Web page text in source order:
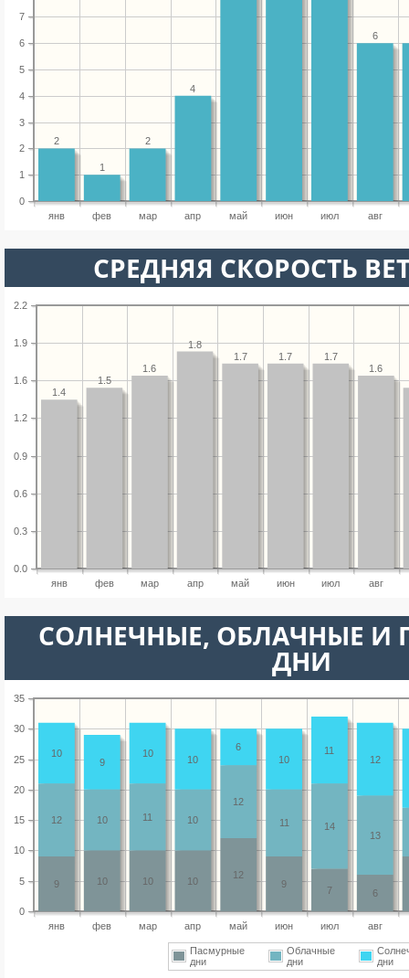
янв фев мар апр май июн июл авг
0
1
2
3
4
5
6
7
6
4
2
1
2
СРЕДНЯЯ СКОРОСТЬ
янв фев мар апр май июн июл авг
0.0
0.3
0.6
0.9
1.2
1.6
1.9
2.2
1.6
1.7
1.7
1.7
1.8
1.6
1.5
1.4
CОЛНЕЧНЫЕ, ОБЛАЧНЫЕ И
ДНИ
янв фев мар апр май июн июл авг
0
5
10
15
20
25
30
35
6
7
9
12
10
10
10
9
13
14
11
12
10
11
10
12
12
11
10
6
10
10
9
10
Пасмурные
дни
Облачные
дни
дни